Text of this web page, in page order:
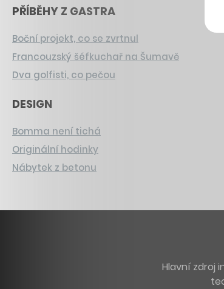
PŘÍBĚHY Z GASTRA
Boční projekt, co se zvrtnul
Francouzský šéfkuchař na Šumavě
Dva golfisti, co pečou
DESIGN
Bomma není tichá
Originální hodinky
Nábytek z betonu
Hlavní zdroj